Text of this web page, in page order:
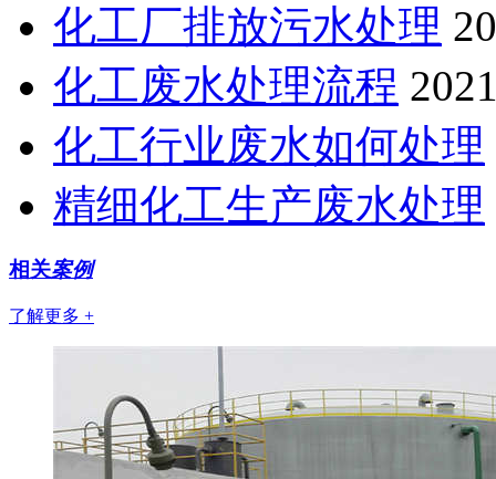
化工厂排放污水处理
化工废水处理流程
化工行业废水如何处理
精细化工生产废水处理
相关案例
了解更多 +